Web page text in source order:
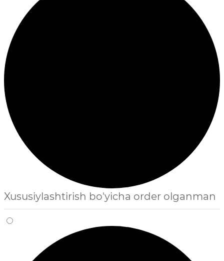
Xususiylashtirish bo'yicha order olganman